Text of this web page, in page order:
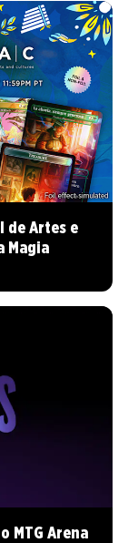
de Artes e
Magia
MTG Arena